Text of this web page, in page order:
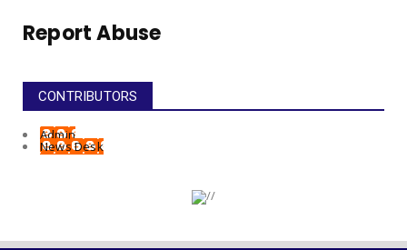
Report Abuse
CONTRIBUTORS
Admin
News Desk